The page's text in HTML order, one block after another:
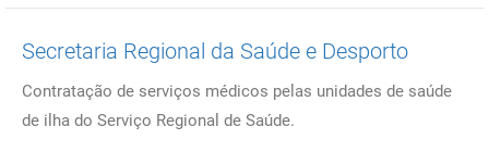
Secretaria Regional da Saúde e Desporto
Contratação de serviços médicos pelas unidades de saúde
de ilha do Serviço Regional de Saúde.